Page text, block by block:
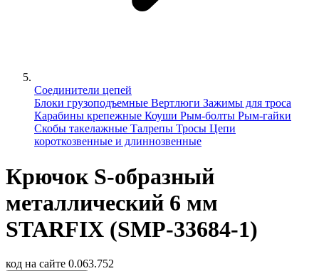
Соединители цепей
Блоки грузоподъемные Вертлюги Зажимы для троса
Карабины крепежные Коуши Рым-болты Рым-гайки
Скобы такелажные Талрепы Тросы Цепи
короткозвенные и длиннозвенные
Крючок S-образный
металлический 6 мм
STARFIX (SMP-33684-1)
код на сайте 0.063.752